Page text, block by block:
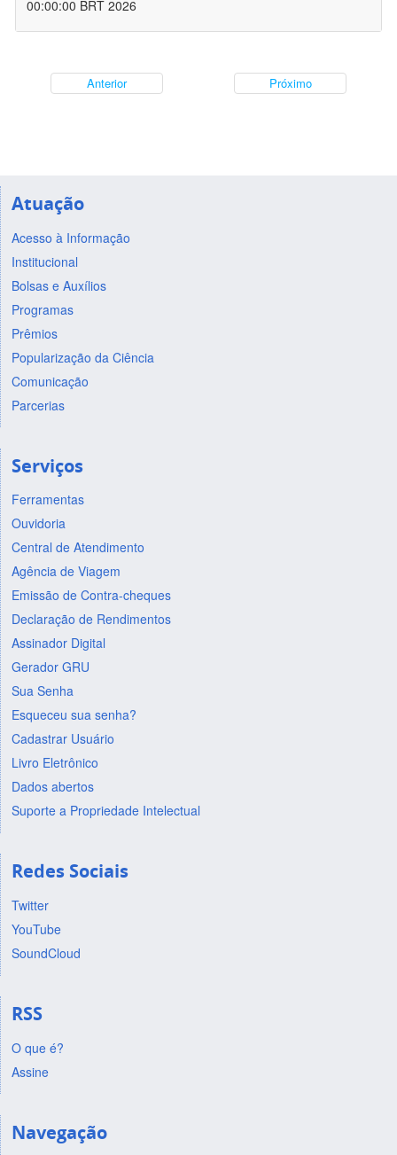
00:00:00 BRT 2026
Anterior Próximo
Atuação
Acesso à Informação
Institucional
Bolsas e Auxílios
Programas
Prêmios
Popularização da Ciência
Comunicação
Parcerias
Serviços
Ferramentas
Ouvidoria
Central de Atendimento
Agência de Viagem
Emissão de Contra-cheques
Declaração de Rendimentos
Assinador Digital
Gerador GRU
Sua Senha
Esqueceu sua senha?
Cadastrar Usuário
Livro Eletrônico
Dados abertos
Suporte a Propriedade Intelectual
Redes Sociais
Twitter
YouTube
SoundCloud
RSS
O que é?
Assine
Navegação